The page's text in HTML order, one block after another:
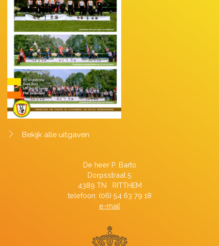
Bekijk alle uitgaven
De heer P. Barto
Dorpsstraat 5
4389 TN RITTHEM
telefoon: (06) 54 63 79 18
e-mail